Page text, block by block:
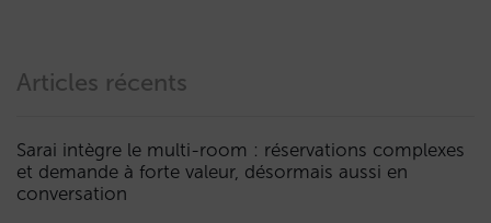
Articles récents
Sarai intègre le multi-room : réservations complexes
et demande à forte valeur, désormais aussi en
conversation